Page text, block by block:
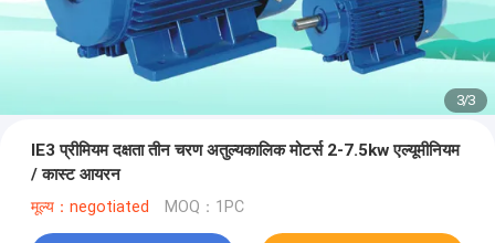
1/3
IE3 प्रीमियम दक्षता तीन चरण अतुल्यकालिक मोटर्स 2-7.5kw एल्यूमीनियम
/ कास्ट आयरन
मूल्य：negotiated MOQ：1PC